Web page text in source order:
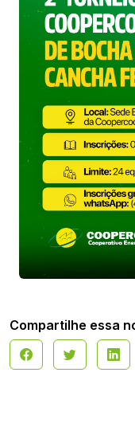
Compartilhe essa